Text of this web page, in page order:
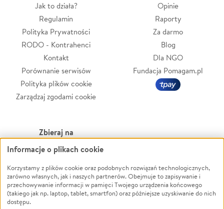
Jak to działa?
Regulamin
Polityka Prywatności
RODO - Kontrahenci
Kontakt
Porównanie serwisów
Polityka plików cookie
Zarządzaj zgodami cookie
Opinie
Raporty
Za darmo
Blog
Dla NGO
Fundacja Pomagam.pl
Zbieraj na
Leczenie
Zwierzęta
Pożar
Ukraina
Powódź
Wichura
NGO
Informacje o plikach cookie
Korzystamy z plików cookie oraz podobnych rozwiązań technologicznych,
zarówno własnych, jak i naszych partnerów. Obejmuje to zapisywanie i
przechowywanie informacji w pamięci Twojego urządzenia końcowego
(takiego jak np. laptop, tablet, smartfon) oraz późniejsze uzyskiwanie do nich
dostępu.